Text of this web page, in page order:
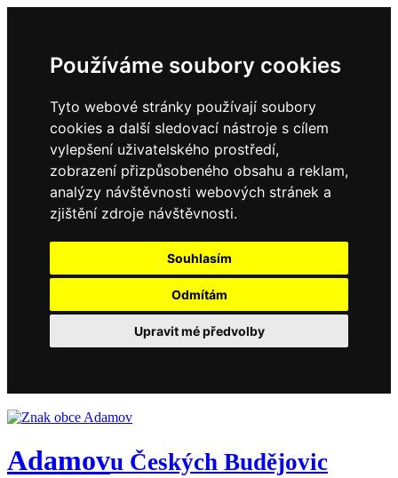
Používáme soubory cookies
Tyto webové stránky používají soubory
cookies a další sledovací nástroje s cílem
vylepšení uživatelského prostředí,
zobrazení přizpůsobeného obsahu a reklam,
analýzy návštěvnosti webových stránek a
zjištění zdroje návštěvnosti.
Souhlasím
Odmítám
Upravit mé předvolby
Adamovu Českých Budějovic